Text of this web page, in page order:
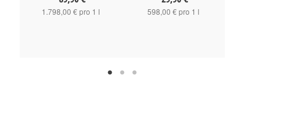
1.798,00 € pro 1 l
598,00 € pro 1 l